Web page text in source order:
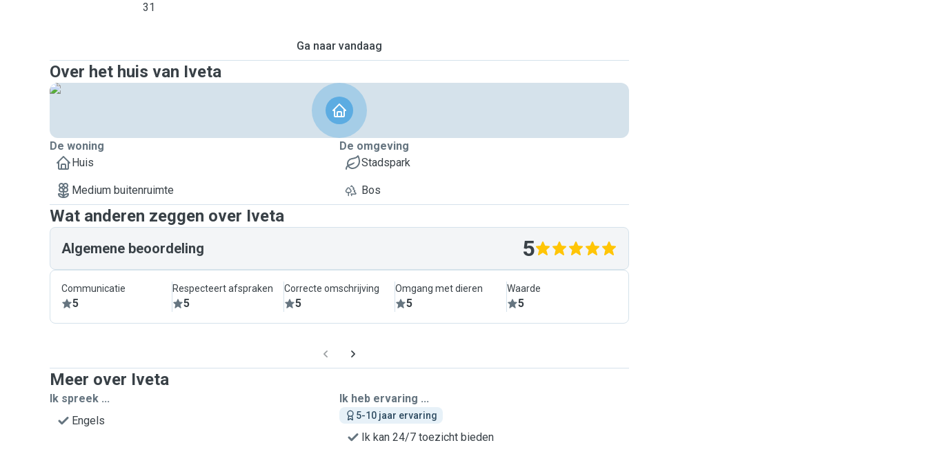
31
Ga naar vandaag
Over het huis van Iveta
De woning
Huis
Medium buitenruimte
De omgeving
Stadspark
Bos
Wat anderen zeggen over Iveta
Algemene beoordeling 5
Communicatie
5
Respecteert afspraken
5
Correcte omschrijving
5
Omgang met dieren
5
Waarde
5
Meer over Iveta
Ik spreek ...
Engels
Ik heb ervaring ...
5-10 jaar ervaring
Ik kan 24/7 toezicht bieden